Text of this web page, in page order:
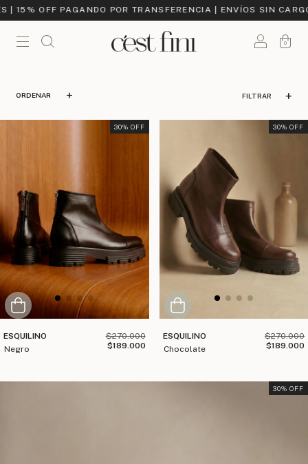
POR TRANSFERENCIA | ENVÍOS SIN CARGO A
0
FILTRAR
30% OFF
ESQUILINO
negro
$270.000
$189.000
30% OFF
ESQUILINO
chocolate
$270.000
$189.000
30% OFF